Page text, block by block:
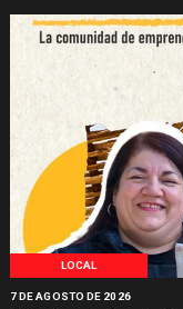
LOCAL
7 DE AGOSTO DE 2026